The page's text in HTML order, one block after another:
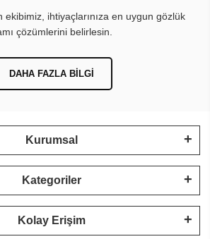
ekibimiz, ihtiyaçlarınıza en uygun gözlük
çözümlerini belirlesin.
DAHA FAZLA BILGI
Kurumsal
Kategoriler
Kolay Erişim